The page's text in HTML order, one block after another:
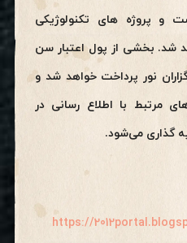
و پروژه های تکنولوژیکی
شد. بخشی از پول اعتبار سن
نور پرداخت خواهد شد و
مرتبط با اطلاع رسانی در
گذاری می‌شود.
https://